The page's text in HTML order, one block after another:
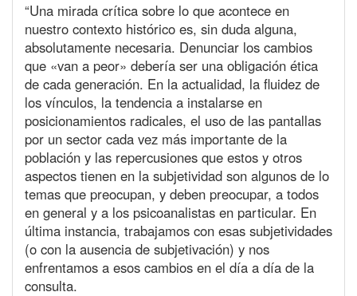
“Una mirada crítica sobre lo que acontece en
nuestro contexto histórico es, sin duda alguna,
absolutamente necesaria. Denunciar los cambios
que «van a peor» debería ser una obligación ética
de cada generación. En la actualidad, la fluidez de
los vínculos, la tendencia a instalarse en
posicionamientos radicales, el uso de las pantallas
por un sector cada vez más importante de la
población y las repercusiones que estos y otros
aspectos tienen en la subjetividad son algunos de lo
temas que preocupan, y deben preocupar, a todos
en general y a los psicoanalistas en particular. En
última instancia, trabajamos con esas subjetividades
(o con la ausencia de subjetivación) y nos
enfrentamos a esos cambios en el día a día de la
consulta.